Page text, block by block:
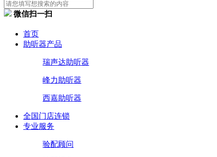
微信扫一扫
首页
助听器产品
瑞声达助听器
峰力助听器
西嘉助听器
全国门店连锁
专业服务
验配顾问